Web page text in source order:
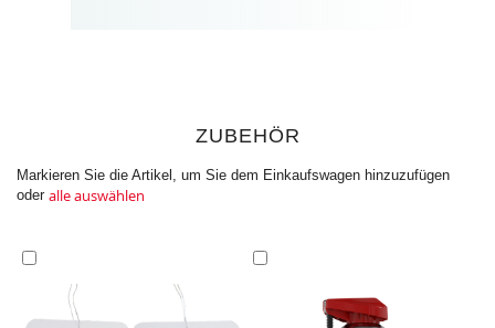
ZUBEHÖR
Markieren Sie die Artikel, um Sie dem Einkaufswagen hinzuzufügen
oder alle auswählen
Einkaufswagen
Einkaufswagen